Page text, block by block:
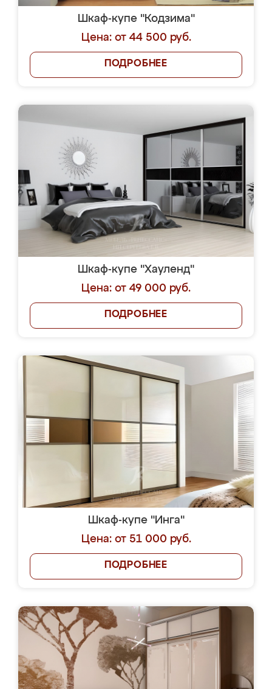
Шкаф-купе "Кодзима"
Цена: от 44 500 руб.
ПОДРОБНЕЕ
Шкаф-купе "Хауленд"
Цена: от 49 000 руб.
ПОДРОБНЕЕ
Шкаф-купе "Инга"
Цена: от 51 000 руб.
ПОДРОБНЕЕ